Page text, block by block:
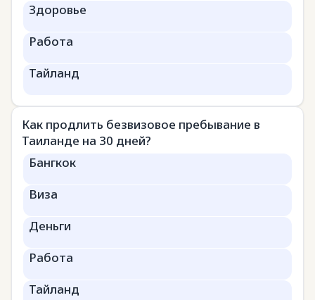
Здоровье
Работа
Тайланд
Как продлить безвизовое пребывание в
Таиланде на 30 дней?
Бангкок
Виза
Деньги
Работа
Тайланд